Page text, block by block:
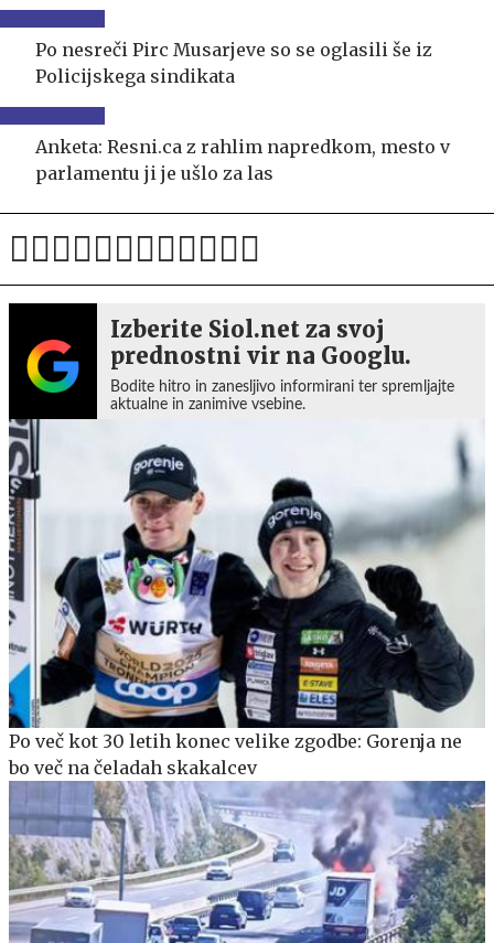
Po nesreči Pirc Musarjeve so se oglasili še iz
Policijskega sindikata
Anketa: Resni.ca z rahlim napredkom, mesto v
parlamentu ji je ušlo za las
Izberite Siol.net za svoj
prednostni vir na Googlu.
Bodite hitro in zanesljivo informirani ter spremljajte
aktualne in zanimive vsebine.
Po več kot 30 letih konec velike zgodbe: Gorenja ne
bo več na čeladah skakalcev